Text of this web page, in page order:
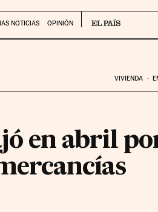
NOTICIAS OPINIÓN
VIVIENDA
en abril